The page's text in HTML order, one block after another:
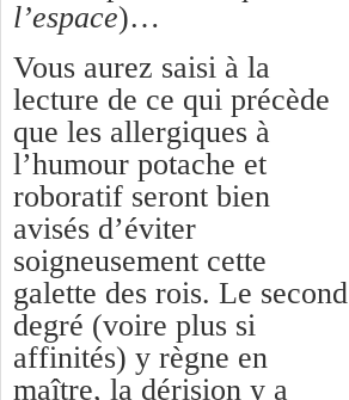
l’espace)…
Vous aurez saisi à la
lecture de ce qui précède
que les allergiques à
l’humour potache et
roboratif seront bien
avisés d’éviter
soigneusement cette
galette des rois. Le second
degré (voire plus si
affinités) y règne en
maître, la dérision y a